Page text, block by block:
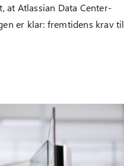
at Atlassian Data Center-
er klar: fremtidens krav til